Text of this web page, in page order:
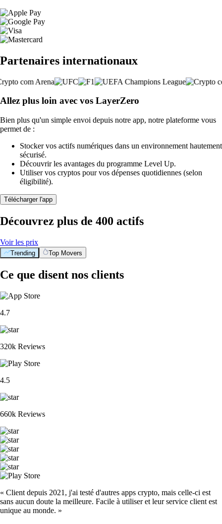
Partenaires internationaux
Allez plus loin avec vos LayerZero
Bien plus qu'un simple envoi depuis notre app, notre plateforme vous
permet de :
Stocker vos actifs numériques dans un environnement hautement
sécurisé.
Découvrir les avantages du programme Level Up.
Utiliser vos cryptos pour vos dépenses quotidiennes (selon
éligibilité).
Télécharger l'app
Découvrez plus de 400 actifs
Voir les prix
Trending Top Movers
Ce que disent nos clients
4.7
320k Reviews
4.5
660k Reviews
« Client depuis 2021, j'ai testé d'autres apps crypto, mais celle-ci est
sans aucun doute la meilleure. Facile à utiliser et leur service client est
unique au monde. »